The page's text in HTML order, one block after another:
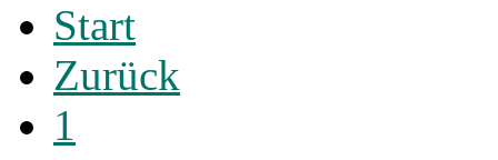
Start
Zurück
1